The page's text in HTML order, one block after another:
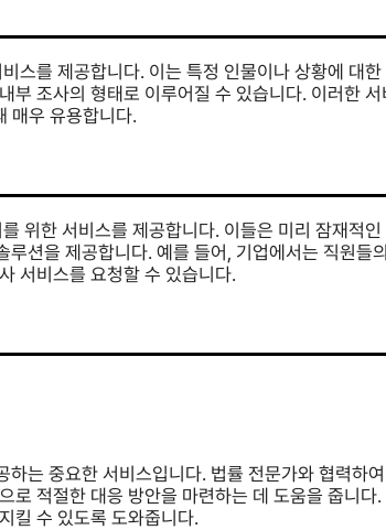
스를 제공합니다. 이는 특정 인물이나 상황에 대
부 조사의 형태로 이루어질 수 있습니다. 이러한
매우 유용합니다.
위한 서비스를 제공합니다. 이들은 미리 잠재적
루션을 제공합니다. 예를 들어, 기업에서는 직원들
서비스를 요청할 수 있습니다.
는 중요한 서비스입니다. 법률 전문가와 협력하
로 적절한 대응 방안을 마련하는 데 도움을 줍니다
킬 수 있도록 도와줍니다.